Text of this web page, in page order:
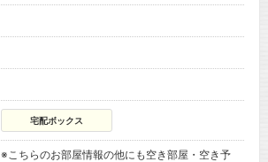
宅配ボックス
※こちらのお部屋情報の他にも空き部屋・空き予